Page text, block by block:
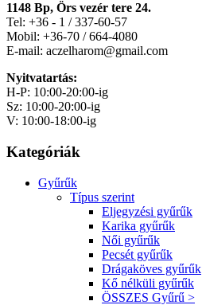
1148 Bp, Örs vezér tere 24.
Tel: +36 - 1 / 337-60-57
Mobil: +36-70 / 664-4080
E-mail: aczelharom@gmail.com
Nyitvatartás:
H-P: 10:00-20:00-ig
Sz: 10:00-20:00-ig
V: 10:00-18:00-ig
Kategóriák
Gyűrűk
Típus szerint
Eljegyzési gyűrűk
Karika gyűrűk
Női gyűrűk
Pecsét gyűrűk
Drágaköves gyűrűk
Kő nélküli gyűrűk
ÖSSZES Gyűrű >